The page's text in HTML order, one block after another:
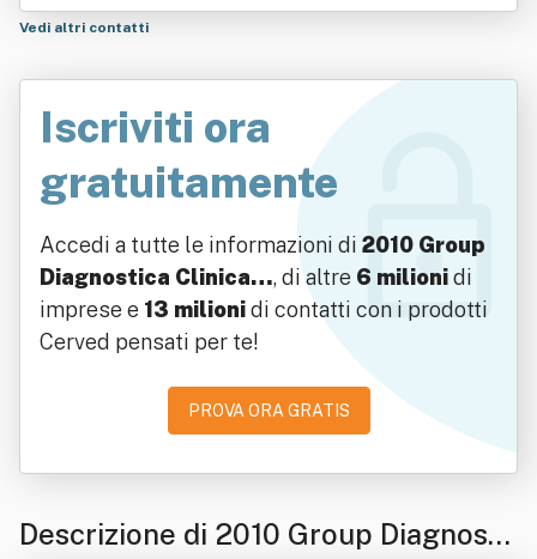
Vedi altri contatti
Iscriviti ora
gratuitamente
Accedi a tutte le informazioni di 2010 Group
Diagnostica Clinica…, di altre 6 milionidi
imprese e 13 milionidi contatti con i prodotti
Cerved pensati per te!
PROVA ORA GRATIS
Descrizione di 2010 Group Diagnosti